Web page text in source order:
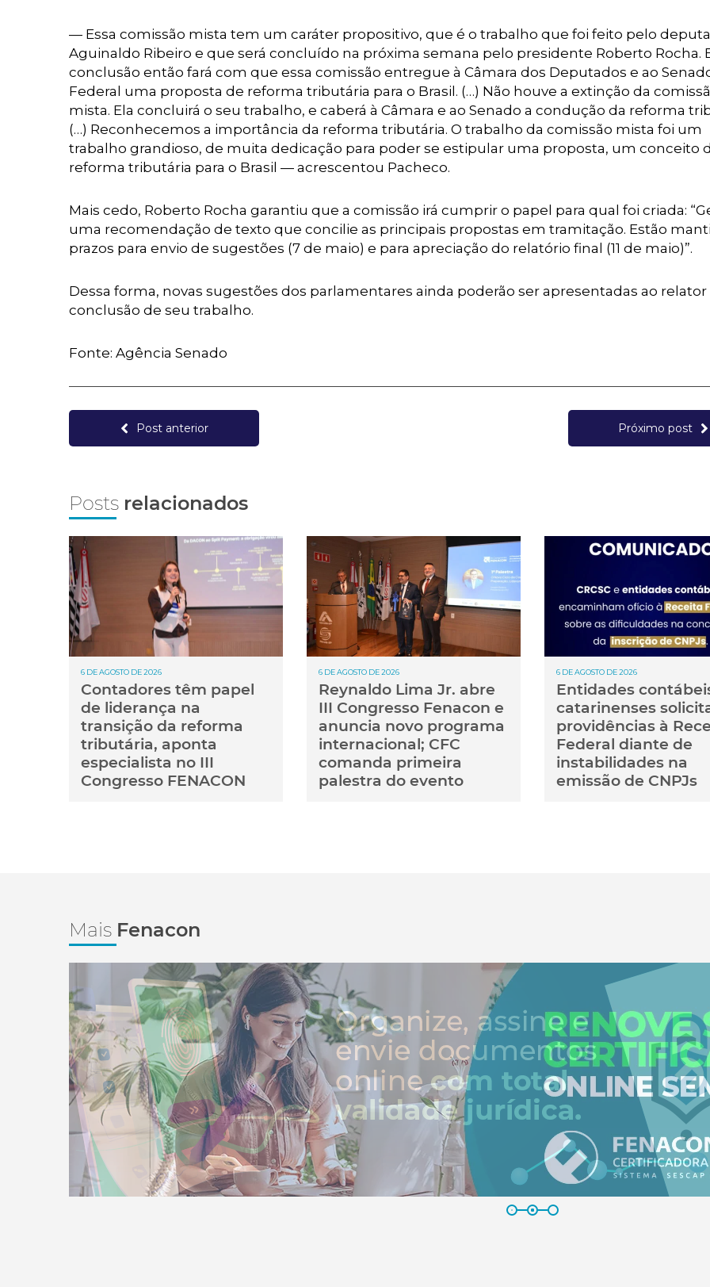
— Essa comissão mista tem um caráter propositivo, que é o trabalho que foi feito pelo
Aguinaldo Ribeiro e que será concluído na próxima semana pelo presidente Roberto Rocha.
conclusão então fará com que essa comissão entregue à Câmara dos Deputados e ao
Federal uma proposta de reforma tributária para o Brasil. (…) Não houve a extinção da
mista. Ela concluirá o seu trabalho, e caberá à Câmara e ao Senado a condução da reforma
(…) Reconhecemos a importância da reforma tributária. O trabalho da comissão mista foi um
trabalho grandioso, de muita dedicação para poder se estipular uma proposta, um conceito
reforma tributária para o Brasil — acrescentou Pacheco.
Mais cedo, Roberto Rocha garantiu que a comissão irá cumprir o papel para qual foi criada:
uma recomendação de texto que concilie as principais propostas em tramitação. Estão
prazos para envio de sugestões (7 de maio) e para apreciação do relatório final (11 de maio)”.
Dessa forma, novas sugestões dos parlamentares ainda poderão ser apresentadas ao relator
conclusão de seu trabalho.
Fonte: Agência Senado
Post anterior Próximo post
Posts relacionados
6 DE AGOSTO DE 2026
Contadores têm papel
de liderança na
transição da reforma
tributária, aponta
especialista no III
Congresso FENACON
6 DE AGOSTO DE 2026
Reynaldo Lima Jr. abre
III Congresso Fenacon e
anuncia novo programa
internacional; CFC
comanda primeira
palestra do evento
6 DE AGOSTO DE 2026
Entidades
catarinenses
providências à
Federal diante de
instabilidades na
emissão de CNPJs
Mais Fenacon